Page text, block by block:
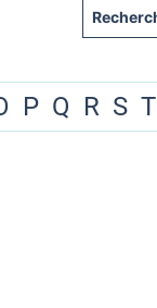
P Q R S T